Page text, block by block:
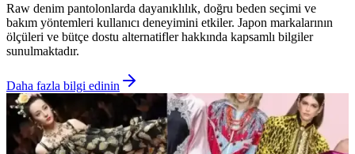
Raw denim pantolonlarda dayanıklılık, doğru beden seçimi ve
bakım yöntemleri kullanıcı deneyimini etkiler. Japon markalarının
ölçüleri ve bütçe dostu alternatifler hakkında kapsamlı bilgiler
sunulmaktadır.
Daha fazla bilgi edinin